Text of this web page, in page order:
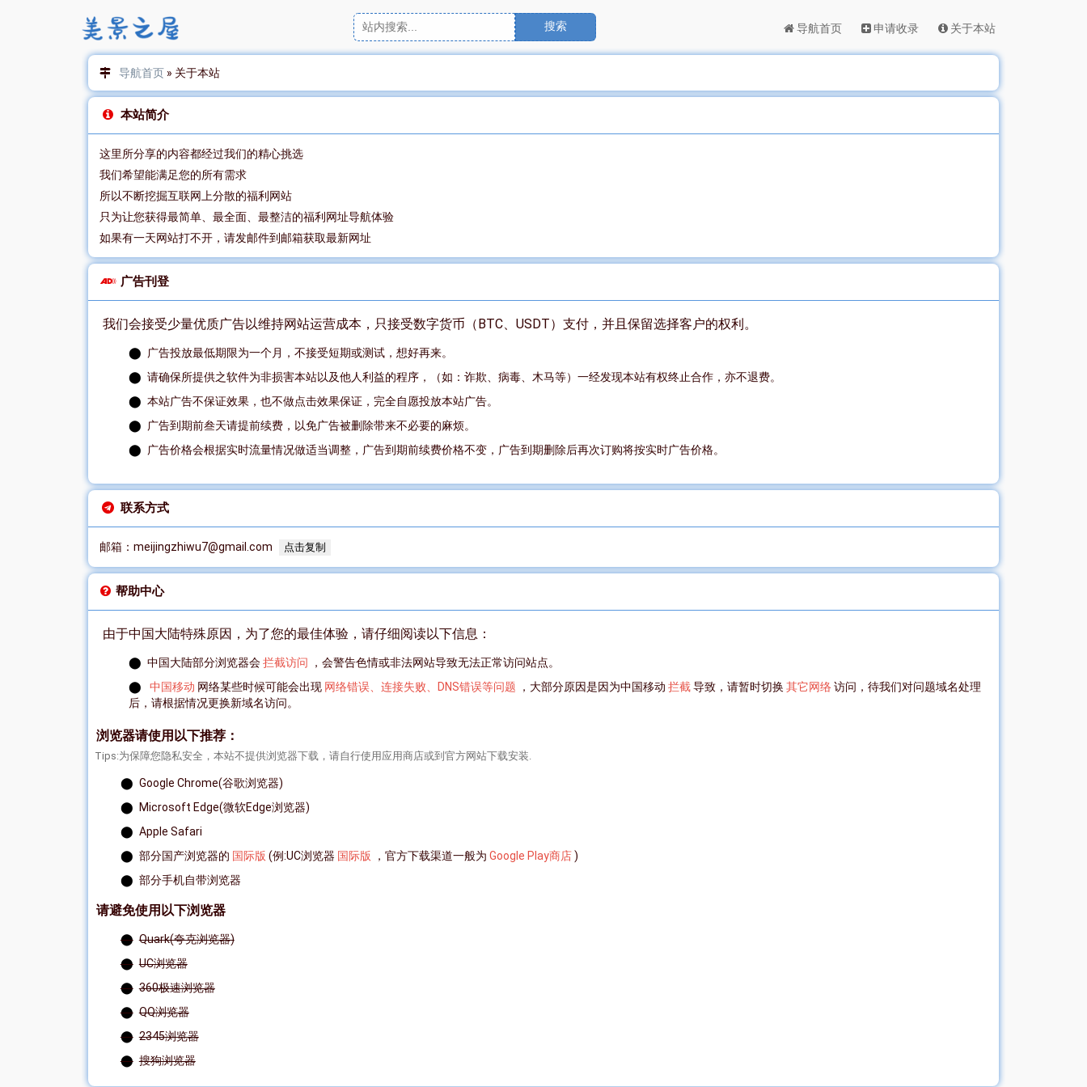
导航首页 申请收录 关于本站
搜索
导航首页» 关于本站
本站简介
这里所分享的内容都经过我们的精心挑选
我们希望能满足您的所有需求
所以不断挖掘互联网上分散的福利网站
只为让您获得最简单、最全面、最整洁的福利网址导航体验
如果有一天网站打不开，请发邮件到邮箱获取最新网址
广告刊登
我们会接受少量优质广告以维持网站运营成本，只接受数字货币（BTC、USDT）支付，并且保留选择客户的权利。
广告投放最低期限为一个月，不接受短期或测试，想好再来。
请确保所提供之软件为非损害本站以及他人利益的程序，（如：诈欺、病毒、木马等）一经发现本站有权终止合作，亦不退费。
本站广告不保证效果，也不做点击效果保证，完全自愿投放本站广告。
广告到期前叁天请提前续费，以免广告被删除带来不必要的麻烦。
广告价格会根据实时流量情况做适当调整，广告到期前续费价格不变，广告到期删除后再次订购将按实时广告价格。
联系方式
邮箱： meijingzhiwu7@gmail.com 点击复制
帮助中心
由于中国大陆特殊原因，为了您的最佳体验，请仔细阅读以下信息：
中国大陆部分浏览器会 拦截访问
，会警告色情或非法网站导致无法正常访问站点。
中国移动 网络某些时候可能会出现 网络错误、连接失败、DNS错误等问题 ，大部分原因是因为中国移动 拦截 导致，请暂时切换 其它网络 访问，待我们对问题域名处理
后，请根据情况更换新域名访问。
浏览器请使用以下推荐：
Tips:为保障您隐私安全，本站不提供浏览器下载，请自行使用应用商店或到官方网站下载安装.
Google Chrome(谷歌浏览器)
Microsoft Edge(微软Edge浏览器)
Apple Safari
部分国产浏览器的 国际版 (例:UC浏览器 国际版 ，官方下载渠道一般为 Google Play商店 )
部分手机自带浏览器
请避免使用以下浏览器
Quark(夸克浏览器)
UC浏览器
360极速浏览器
QQ浏览器
2345浏览器
搜狗浏览器